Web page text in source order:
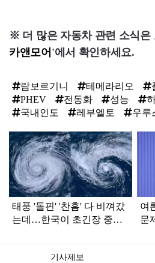
※ 더 많은 자동차 관련 소식은
카앤모어 '에서 확인하세요.
람보르기니 테메라리오
PHEV
전동화 성능
국내인도
레부엘토 우루
탑
라
인
태풍 '돌핀' '찬홈' 다 비껴갔
는데…한국이 초긴장 중인
여
문
기사제보